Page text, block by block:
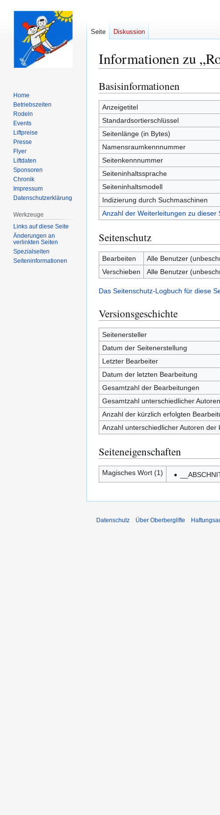
Informationen zu
Zur
Navigation
springen
Zur
Suche
springen
Basisinformationen
Anzeigetitel
Standardsortierschlüssel
Seitenlänge (in Bytes)
Namensraumkennnummer
Seitenkennnummer
Seiteninhaltssprache
Seiteninhaltsmodell
Indizierung durch Suchmaschinen
Anzahl der Weiterleitungen zu dieser
Seitenschutz
Bearbeiten
Alle Benutzer
Verschieben
Alle Benutzer
Das Seitenschutz-Logbuch für diese
Versionsgeschichte
Seitenersteller
Datum der Seitenerstellung
Letzter Bearbeiter
Datum der letzten Bearbeitung
Gesamtzahl der Bearbeitungen
Gesamtzahl unterschiedlicher Autoren
Anzahl der kürzlich erfolgten
Anzahl unterschiedlicher Autoren
Seiteneigenschaften
Magisches Wort (1)
Seite Diskussion
Home
Betriebszeiten
Rodeln
Events
Liftpreise
Presse
Flyer
Liftdaten
Sponsoren
Chronik
Impressum
Datenschutzerklärung
Werkzeuge
Links auf diese Seite
Änderungen an
verlinkten Seiten
Spezialseiten
Seiten­­informationen
Datenschutz Über Oberberglifte